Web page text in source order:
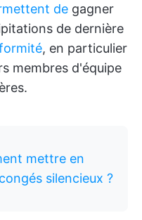
de gagner
de dernière
, en particulier
membres d'équipe
mettre en
silencieux ?